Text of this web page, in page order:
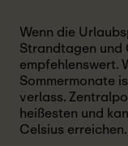
Wenn die
Strandtagen und
empfehlenswert.
Sommermonate
verlass.
heißesten und
Celsius erreichen.